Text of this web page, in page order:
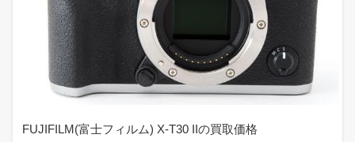
FUJIFILM(富士フィルム) X-T30 IIの買取価格